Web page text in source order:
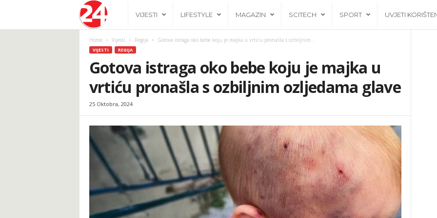
.
VIJESTI LIFESTYLE MAGAZIN SCITECH SPORT UVJETI
Home Vijesti Regija Gotova istraga oko bebe koju je majka u vrtiću pronašla s ozbiljnim...
VIJESTI REGIJA
Gotova istraga oko bebe koju je majka u
vrtiću pronašla s ozbiljnim ozljedama glave
25 Oktobra, 2024